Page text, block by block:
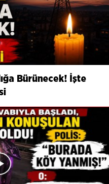
Bürünecek! İşte